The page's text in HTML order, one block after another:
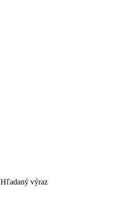
Hľadaný výraz